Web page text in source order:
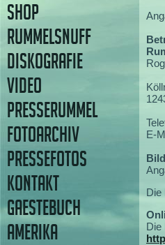
E-
Die
Die
SHOP
RUMMELSNUFF
DISKOGRAFIE
VIDEO
PRESSERUMMEL
FOTOARCHIV
PRESSEFOTOS
KONTAKT
GAESTEBUCH
AMERIKA